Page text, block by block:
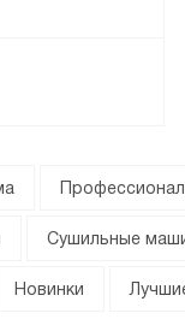
Сушильные
Новинки